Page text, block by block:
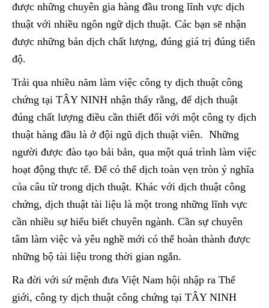
được những chuyên gia hàng đầu trong lĩnh vực dịch
thuật với nhiều ngôn ngữ dịch thuật. Các bạn sẽ nhận
được những bản dịch chất lượng, đúng giá trị đúng tiến
độ.
Trải qua nhiều năm làm việc công ty dịch thuật công
chứng tại TÂY NINH nhận thấy rằng, để dịch thuật
đúng chất lượng điều cần thiết đối với một công ty dịch
thuật hàng đầu là ở đội ngũ dịch thuật viên. Những
người được đào tạo bải bản, qua một quá trình làm việc
hoạt động thực tế. Để có thể dịch toàn vẹn tròn ý nghĩa
của câu từ trong dịch thuật. Khác với dịch thuật công
chứng, dịch thuật tài liệu là một trong những lĩnh vực
cần nhiều sự hiểu biết chuyên ngành. Cần sự chuyên
tâm làm việc và yêu nghề mới có thể hoàn thành được
những bộ tài liệu trong thời gian ngắn.
Ra đời với sứ mệnh đưa Việt Nam hội nhập ra Thế
giới, công ty dịch thuật công chứng tại TÂY NINH